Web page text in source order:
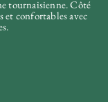
tournaisienne. Côté
et confortables avec